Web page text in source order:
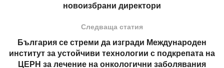
новоизбрани директори
Следваща статия
България се стреми да изгради Международен
институт за устойчиви технологии с подкрепата на
ЦЕРН за лечение на онкологични заболявания